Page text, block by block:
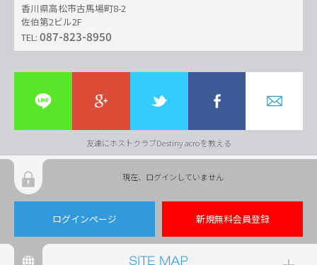
香川県高松市古馬場町8-2
佐伯第2ビル2F
TEL: 087-823-8950
友達にホストクラブDestiny acroを教える
現在、ログインしていません
ログインページ 新規無料会員登録